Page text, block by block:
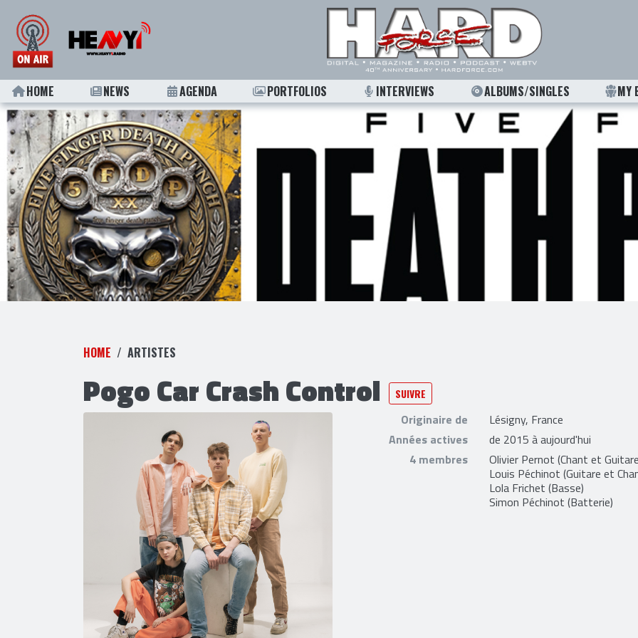
HOME NEWS AGENDA PORTFOLIOS INTERVIEWS ALBUMS/SINGLES MY
HOME ARTISTES
Pogo Car Crash Control SUIVRE
Originaire de
Lésigny, France
Années actives
de 2015 à aujourd'hui
4 membres
Olivier Pernot (Chant et
Louis Péchinot (Guitare et
Lola Frichet (Basse)
Simon Péchinot (Batterie)